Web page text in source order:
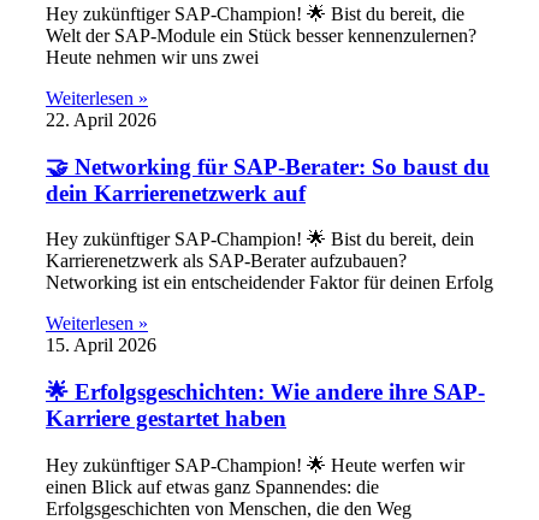
Hey zukünftiger SAP-Champion! 🌟 Bist du bereit, die
Welt der SAP-Module ein Stück besser kennenzulernen?
Heute nehmen wir uns zwei
Weiterlesen »
22. April 2026
🤝 Networking für SAP-Berater: So baust du
dein Karrierenetzwerk auf
Hey zukünftiger SAP-Champion! 🌟 Bist du bereit, dein
Karrierenetzwerk als SAP-Berater aufzubauen?
Networking ist ein entscheidender Faktor für deinen Erfolg
Weiterlesen »
15. April 2026
🌟 Erfolgsgeschichten: Wie andere ihre SAP-
Karriere gestartet haben
Hey zukünftiger SAP-Champion! 🌟 Heute werfen wir
einen Blick auf etwas ganz Spannendes: die
Erfolgsgeschichten von Menschen, die den Weg